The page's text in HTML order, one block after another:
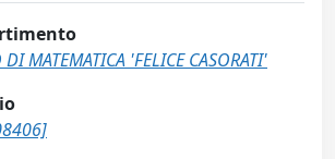
MATEMATICA 'FELICE CASORATI'